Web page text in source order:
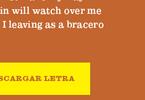
will watch over me
leaving as a bracero
LETRA